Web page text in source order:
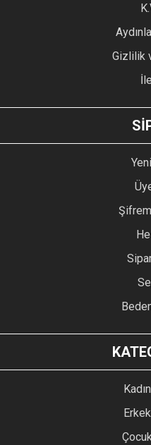
Ürün fiyatı diğer
Gizlilik